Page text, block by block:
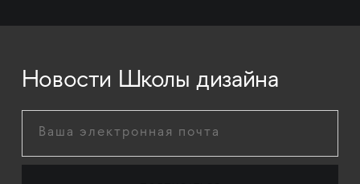
Новости Школы дизайна